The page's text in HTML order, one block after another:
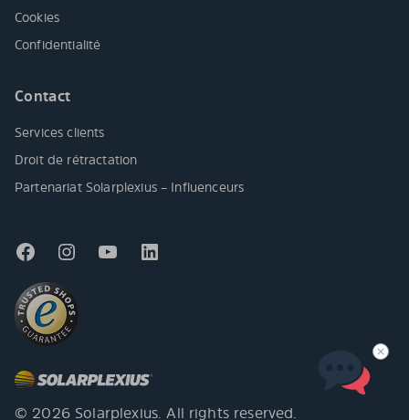
Cookies
Confidentialité
Contact
Services clients
Droit de rétractation
Partenariat Solarplexius – Influenceurs
© 2026 Solarplexius. All rights reserved.